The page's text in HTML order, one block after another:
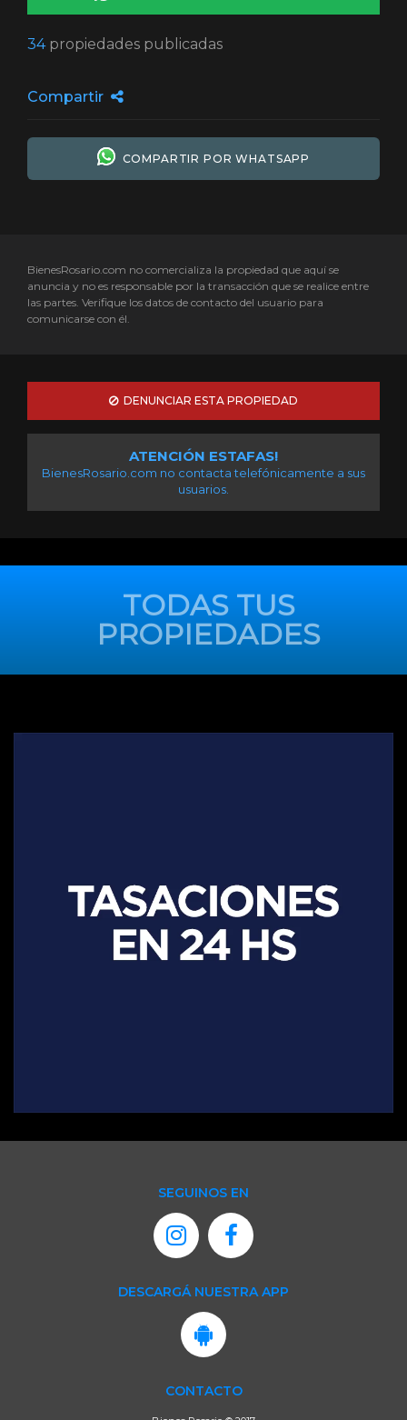
34propiedades publicadas
Compartir
COMPARTIR POR WHATSAPP
BienesRosario.com no comercializa la propiedad que aquí se
anuncia y no es responsable por la transacción que se realice entre
las partes. Verifique los datos de contacto del usuario para
comunicarse con él.
DENUNCIAR ESTA PROPIEDAD
ATENCIÓN ESTAFAS!
BienesRosario.com no contacta telefónicamente a sus
usuarios.
SEGUINOS EN
DESCARGÁ NUESTRA APP
CONTACTO